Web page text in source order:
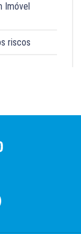
Imóvel
riscos